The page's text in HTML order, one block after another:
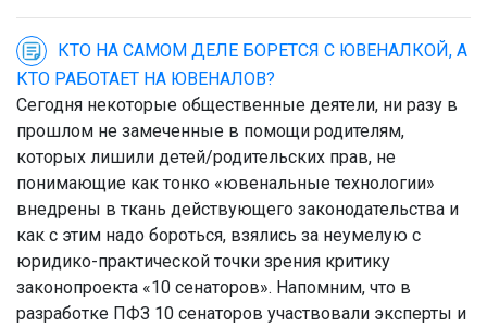
КТО НА САМОМ ДЕЛЕ БОРЕТСЯ С ЮВЕНАЛКОЙ, А
КТО РАБОТАЕТ НА ЮВЕНАЛОВ?
Сегодня некоторые общественные деятели, ни разу в
прошлом не замеченные в помощи родителям,
которых лишили детей/родительских прав, не
понимающие как тонко «ювенальные технологии»
внедрены в ткань действующего законодательства и
как с этим надо бороться, взялись за неумелую с
юридико-практической точки зрения критику
законопроекта «10 сенаторов». Напомним, что в
разработке ПФЗ 10 сенаторов участвовали эксперты и